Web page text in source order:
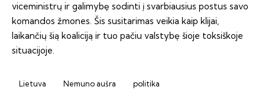
viceministrų ir galimybę sodinti į svarbiausius postus savo
komandos žmones. Šis susitarimas veikia kaip klijai,
laikančių šią koaliciją ir tuo pačiu valstybę šioje toksiškoje
situacijoje.
Lietuva Nemuno aušra politika